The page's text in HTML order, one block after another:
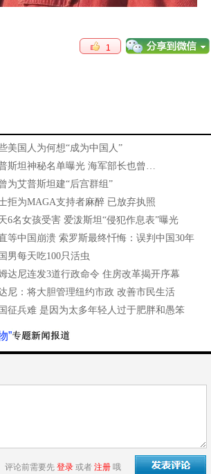
1
美国人为何想“成为中国人”
斯坦神秘名单曝光 海军部长也曾…
为艾普斯坦建“后宫群组”
拒为MAGA支持者麻醉 已放弃执照
6名女孩受害 爱泼斯坦“侵犯作息表”曝光
等中国崩溃 索罗斯最终忏悔：误判中国30年
男每天吃100只活虫
达尼连发3道行政命令 住房改革揭开序幕
尼：将大胆管理纽约市政 改善市民生活
征兵难 是因为太多年轻人过于肥胖和愚笨
”
评论前需要先 登录 或者 注册 哦